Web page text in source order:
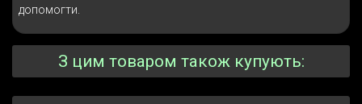
допомогти.
З цим товаром також купують: